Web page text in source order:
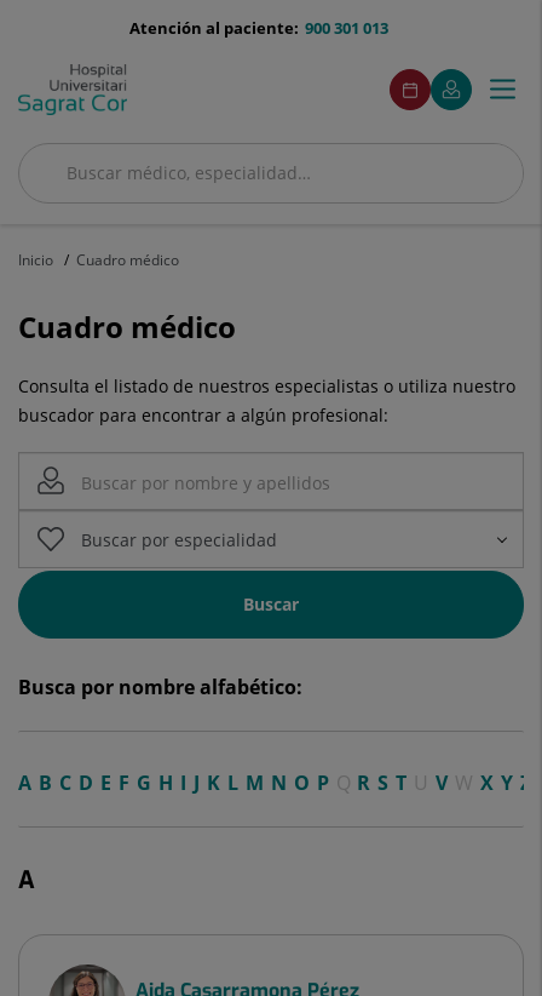
menu-
900 301 013
Atención al paciente:
Buscar
Buscar
menuAcceso
Pedir
cita
Este
enlace
se
en
Mi
Quirónsalud
Este
enlace
se
en
ventana
Menú
Inicio Cuadro médico
Cuadro médico
Consulta el listado de nuestros especialistas o utiliza nuestro
buscador para encontrar a algún profesional:
Buscar
Busca por nombre alfabético:
A B C D E F G H I J K L M N O P Q RST UV WXYZ
A
Aida Casarramona Pérez